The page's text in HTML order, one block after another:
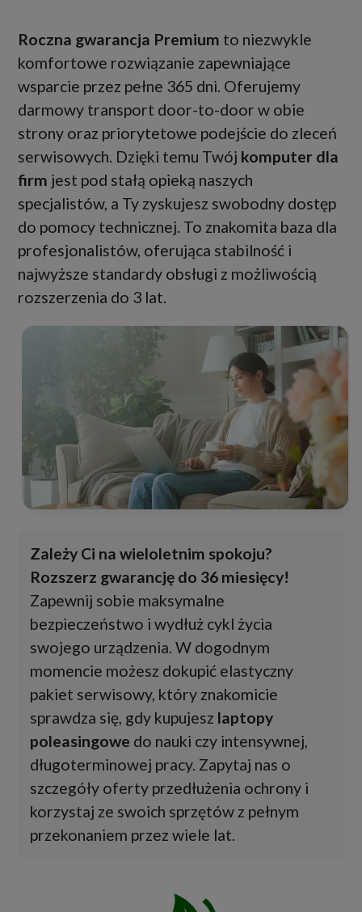
Roczna gwarancja Premium to niezwykle
komfortowe rozwiązanie zapewniające
wsparcie przez pełne 365 dni. Oferujemy
darmowy transport door-to-door w obie
strony oraz priorytetowe podejście do zleceń
serwisowych. Dzięki temu Twój komputer dla
firm jest pod stałą opieką naszych
specjalistów, a Ty zyskujesz swobodny dostęp
do pomocy technicznej. To znakomita baza dla
profesjonalistów, oferująca stabilność i
najwyższe standardy obsługi z możliwością
rozszerzenia do 3 lat.
Zależy Ci na wieloletnim spokoju?
Rozszerz gwarancję do 36 miesięcy!
Zapewnij sobie maksymalne
bezpieczeństwo i wydłuż cykl życia
swojego urządzenia. W dogodnym
momencie możesz dokupić elastyczny
pakiet serwisowy, który znakomicie
sprawdza się, gdy kupujesz laptopy
poleasingowe do nauki czy intensywnej,
długoterminowej pracy. Zapytaj nas o
szczegóły oferty przedłużenia ochrony i
korzystaj ze swoich sprzętów z pełnym
przekonaniem przez wiele lat.